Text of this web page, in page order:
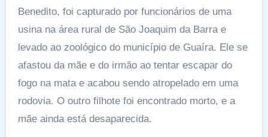
Benedito, foi capturado por funcionários de uma
usina na área rural de São Joaquim da Barra e
levado ao zoológico do município de Guaíra. Ele se
afastou da mãe e do irmão ao tentar escapar do
fogo na mata e acabou sendo atropelado em uma
rodovia. O outro filhote foi encontrado morto, e a
mãe ainda está desaparecida.